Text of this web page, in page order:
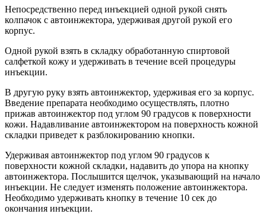
Непосредственно перед инъекцией одной рукой снять
колпачок с автоинжектора, удерживая другой рукой его
корпус.
Одной рукой взять в складку обработанную спиртовой
салфеткой кожу и удерживать в течение всей процедуры
инъекции.
В другую руку взять автоинжектор, удерживая его за корпус.
Введение препарата необходимо осуществлять, плотно
прижав автоинжектор под углом 90 градусов к поверхности
кожи. Надавливание автоинжектором на поверхность кожной
складки приведет к разблокированию кнопки.
Удерживая автоинжектор под углом 90 градусов к
поверхности кожной складки, надавить до упора на кнопку
автоинжектора. Послышится щелчок, указывающий на начало
инъекции. Не следует изменять положение автоинжектора.
Необходимо удерживать кнопку в течение 10 сек до
окончания инъекции.